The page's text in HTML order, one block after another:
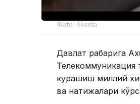
Фото: Akorda
Давлат раҳбарига
Телекоммуникация
курашиш миллий
ва натижалари